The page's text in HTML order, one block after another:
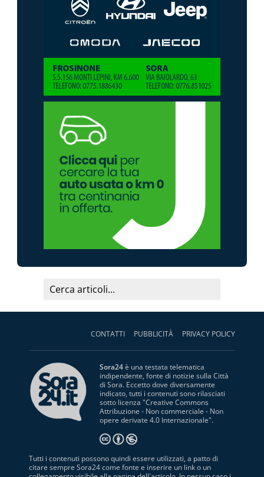
CONTATTI PUBBLICITÀ PRIVACY POLICY
Sora24è una testata telematica
indipendente, fonte di notizie sulla Città
di Sora. Eccetto dove diversamente
indicato, tutti i contenuti sono rilasciati
sotto licenza "Creative Commons
Attribuzione - Non commerciale - Non
opere derivate 4.0 Internazionale".
Tutti i contenuti possono quindi essere utilizzati, a patto di
citare sempre Sora24 come fonte e inserire un link o un